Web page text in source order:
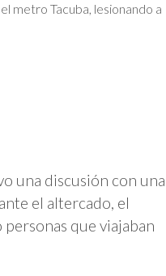
metro Tacuba, lesionando a
una discusión con una
el altercado, el
que viajaban